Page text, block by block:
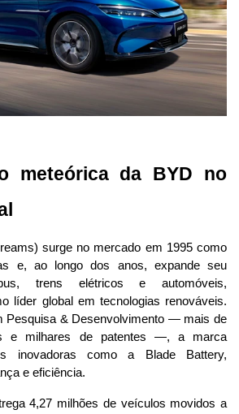
meteórica da BYD no
surge no mercado em 1995 como
e, ao longo dos anos, expande seu
trens elétricos e automóveis,
líder global em tecnologias renováveis.
Pesquisa & Desenvolvimento — mais de
e milhares de patentes —, a marca
inovadoras como a Blade Battery,
e eficiência.
4,27 milhões de veículos movidos a